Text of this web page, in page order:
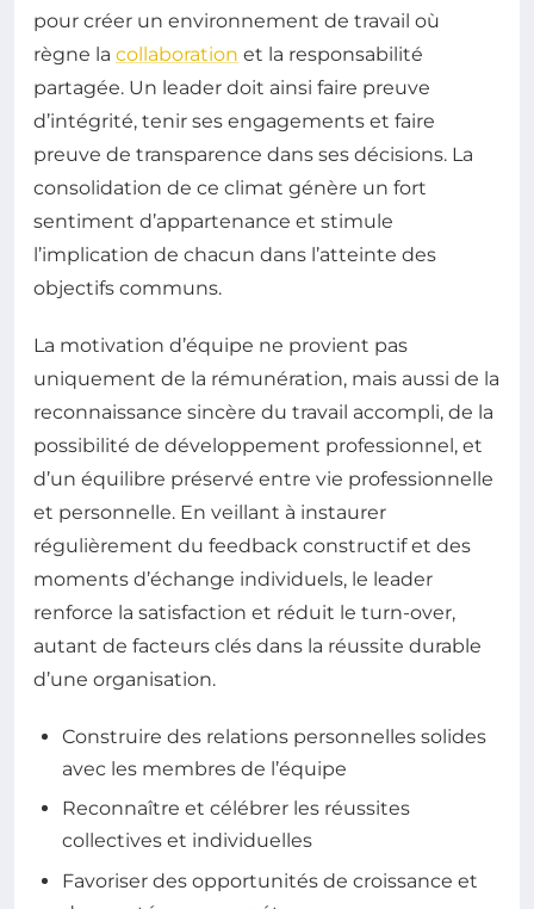
pour créer un environnement de travail où
règne la collaboration et la responsabilité
partagée. Un leader doit ainsi faire preuve
d’intégrité, tenir ses engagements et faire
preuve de transparence dans ses décisions. La
consolidation de ce climat génère un fort
sentiment d’appartenance et stimule
l’implication de chacun dans l’atteinte des
objectifs communs.
La motivation d’équipe ne provient pas
uniquement de la rémunération, mais aussi de la
reconnaissance sincère du travail accompli, de la
possibilité de développement professionnel, et
d’un équilibre préservé entre vie professionnelle
et personnelle. En veillant à instaurer
régulièrement du feedback constructif et des
moments d’échange individuels, le leader
renforce la satisfaction et réduit le turn-over,
autant de facteurs clés dans la réussite durable
d’une organisation.
Construire des relations personnelles solides
avec les membres de l’équipe
Reconnaître et célébrer les réussites
collectives et individuelles
Favoriser des opportunités de croissance et